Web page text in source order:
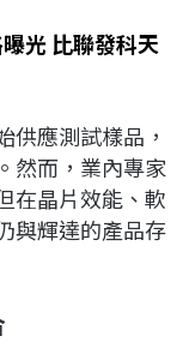
光 比聯發科天
供應測試樣品，
然而，業內專家
在晶片效能、軟
與輝達的產品存